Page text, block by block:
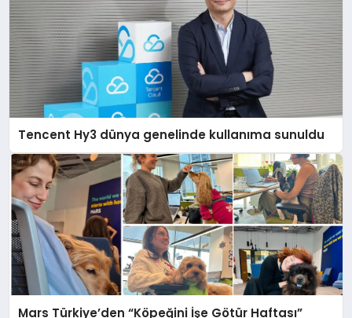
Tencent Hy3 dünya genelinde kullanıma sunuldu
Mars Türkiye’den “Köpeğini İşe Götür Haftası”